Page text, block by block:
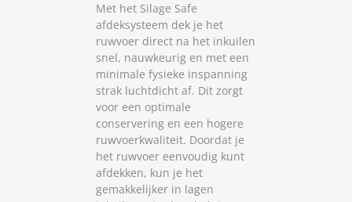
Met het Silage Safe
afdeksysteem dek je het
ruwvoer direct na het inkuilen
snel, nauwkeurig en met een
minimale fysieke inspanning
strak luchtdicht af. Dit zorgt
voor een optimale
conservering en een hogere
ruwvoerkwaliteit. Doordat je
het ruwvoer eenvoudig kunt
afdekken, kun je het
gemakkelijker in lagen